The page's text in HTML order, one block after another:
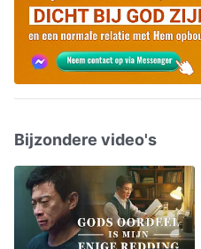
Bijzondere video's